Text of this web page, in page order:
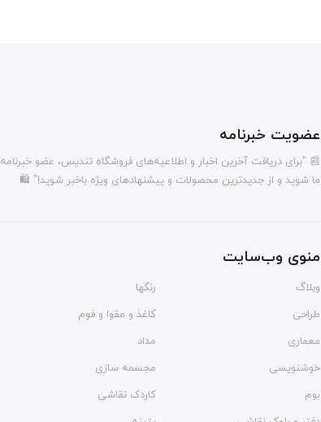
عضویت خبرنامه
📰 "برای دریافت آخرین اخبار و اطلاعیه‌های فروشگاه تندیس، عضو خبرنامه
ما شوید و از جدیدترین محصولات و پیشنهادهای ویژه باخبر شوید!" 🛍️
منوی وب‌سایت
وبلاگ
رنگها
طراحی
کاغذ و مقوا و فوم
معماری
مداد
خوشنویسی
مجسمه سازی
بوم
کاردک نقاشی